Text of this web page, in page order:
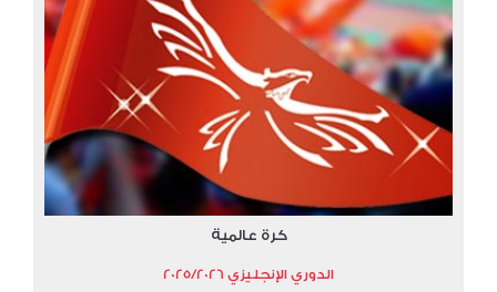
كرة عالمية
الدوري الإنجليزي 2025/2026